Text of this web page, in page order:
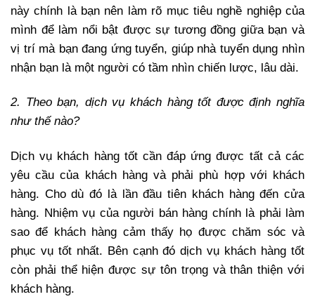
này chính là bạn nên làm rõ mục tiêu nghề nghiệp của
mình để làm nổi bật được sự tương đồng giữa bạn và
vị trí mà bạn đang ứng tuyển, giúp nhà tuyển dụng nhìn
nhận bạn là một người có tầm nhìn chiến lược, lâu dài.
2. Theo bạn, dịch vụ khách hàng tốt được định nghĩa
như thế nào?
Dịch vụ khách hàng tốt cần đáp ứng được tất cả các
yêu cầu của khách hàng và phải phù hợp với khách
hàng. Cho dù đó là lần đầu tiên khách hàng đến cửa
hàng. Nhiệm vụ của người bán hàng chính là phải làm
sao để khách hàng cảm thấy họ được chăm sóc và
phục vụ tốt nhất. Bên cạnh đó dịch vụ khách hàng tốt
còn phải thể hiện được sự tôn trọng và thân thiện với
khách hàng.